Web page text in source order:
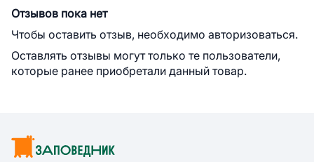
Отзывов пока нет
Чтобы оставить отзыв, необходимо авторизоваться.
Оставлять отзывы могут только те пользователи,
которые ранее приобретали данный товар.